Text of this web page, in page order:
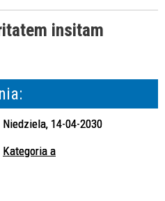
w
insitam
Niedziela, 14-04-2030
Kategoria a